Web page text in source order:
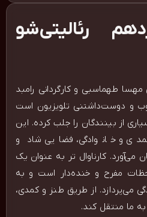
رئالیتی‌شو
مهسا طهماسبی و کارگردانی رامبد
و دوست‌داشتنی تلویزیون است
از بینندگان را جلب کرده. این
و خانوادگی، فضایی شاد و
می‌آورد. کارناوال تر به عنوان یک
مفرح و خنده‌دار است و به
می‌پردازد. از طریق طنز و کمدی،
به ما منتقل کند.